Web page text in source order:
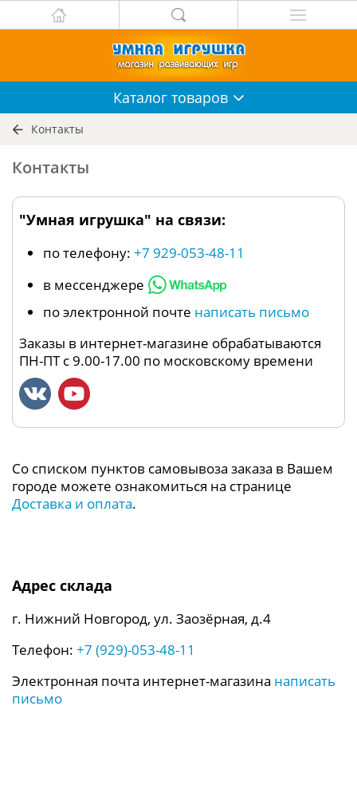
Каталог товаров
Контакты
Контакты
"Умная игрушка" на связи:
по телефону: +7 929-053-48-11
в мессенджере
по электронной почте написать письмо
Заказы в интернет-магазине обрабатываются
ПН-ПТ с 9.00-17.00 по московскому времени
Со списком пунктов самовывоза заказа в Вашем
городе можете ознакомиться на странице
Доставка и оплата.
Адрес склада
г. Нижний Новгород, ул. Заозёрная, д.4
Телефон: +7 (929)-053-48-11
Электронная почта интернет-магазина написать
письмо